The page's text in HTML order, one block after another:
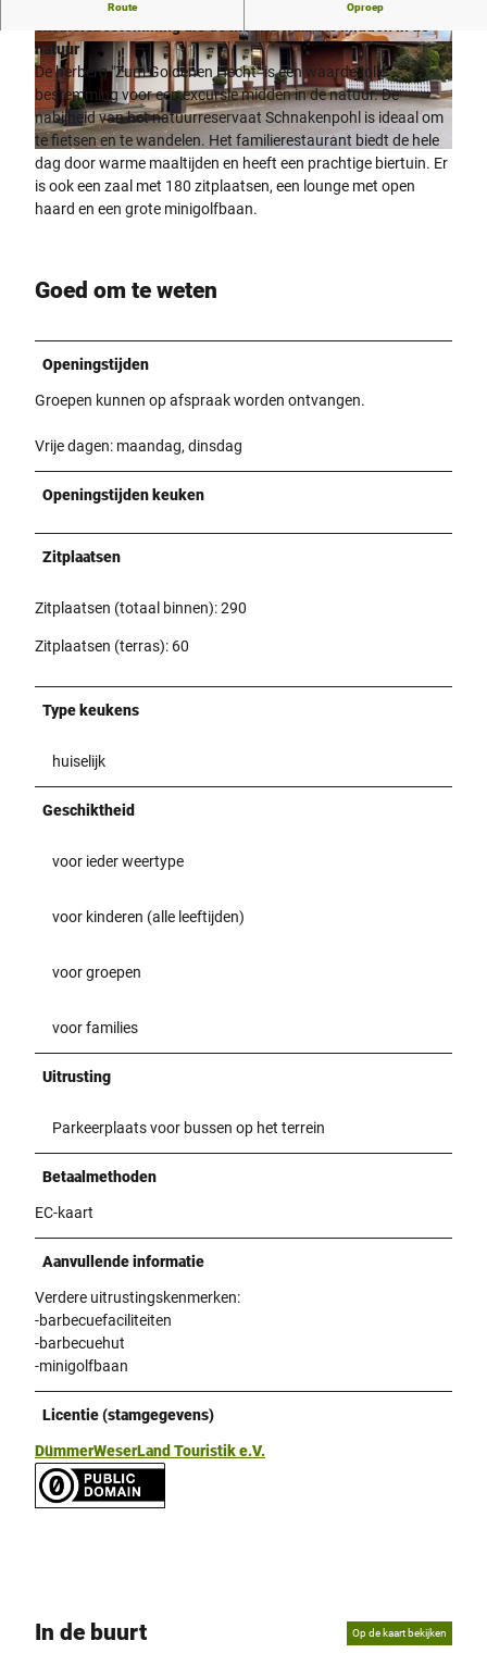
© Gasthaus Zum Goldenen Hecht | CC0
© Gasthaus Zum Goldenen Hecht | CC0 © Gasthaus zum Goldenen Hecht |CC0
Route Oproep
natuur
De herberg "Zum Goldenen Hecht" is een waardevolle
bestemming voor een excursie midden in de natuur. De
nabijheid van het natuurreservaat Schnakenpohl is ideaal om
te fietsen en te wandelen. Het familierestaurant biedt de hele
dag door warme maaltijden en heeft een prachtige biertuin. Er
is ook een zaal met 180 zitplaatsen, een lounge met open
haard en een grote minigolfbaan.
Goed om te weten
Openingstijden
Groepen kunnen op afspraak worden ontvangen.
Vrije dagen: maandag, dinsdag
Openingstijden keuken
Zitplaatsen
Zitplaatsen (totaal binnen): 290
Zitplaatsen (terras): 60
Type keukens
huiselijk
Geschiktheid
voor ieder weertype
voor kinderen (alle leeftijden)
voor groepen
voor families
Uitrusting
Parkeerplaats voor bussen op het terrein
Betaalmethoden
EC-kaart
Aanvullende informatie
Verdere uitrustingskenmerken:
-barbecuefaciliteiten
-barbecuehut
-minigolfbaan
Licentie (stamgegevens)
DümmerWeserLand Touristik e.V.
In de buurt Op de kaart bekijken